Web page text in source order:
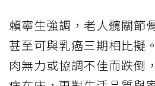
賴寧生強調，老人髖關節
甚至可與乳癌三期相比擬
肉無力或協調不佳而跌倒